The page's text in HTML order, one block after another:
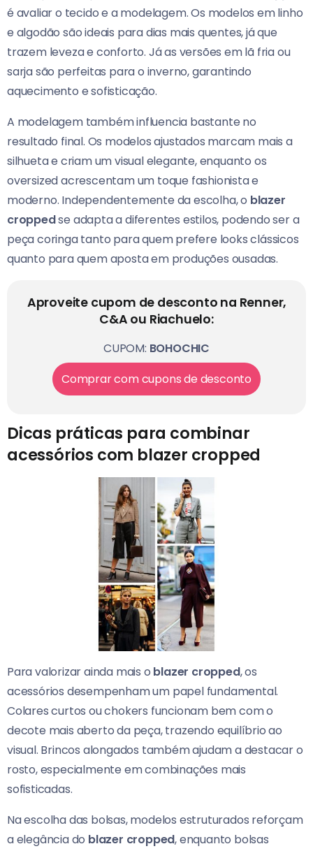
é avaliar o tecido e a modelagem. Os modelos em linho
e algodão são ideais para dias mais quentes, já que
trazem leveza e conforto. Já as versões em lã fria ou
sarja são perfeitas para o inverno, garantindo
aquecimento e sofisticação.
A modelagem também influencia bastante no
resultado final. Os modelos ajustados marcam mais a
silhueta e criam um visual elegante, enquanto os
oversized acrescentam um toque fashionista e
moderno. Independentemente da escolha, o blazer
croppedse adapta a diferentes estilos, podendo ser a
peça coringa tanto para quem prefere looks clássicos
quanto para quem aposta em produções ousadas.
Aproveite cupom de desconto na Renner,
C&A ou Riachuelo:
CUPOM: BOHOCHIC
Comprar com cupons de desconto
Dicas práticas para combinar
acessórios com blazer cropped
Para valorizar ainda mais o blazer cropped, os
acessórios desempenham um papel fundamental.
Colares curtos ou chokers funcionam bem com o
decote mais aberto da peça, trazendo equilíbrio ao
visual. Brincos alongados também ajudam a destacar o
rosto, especialmente em combinações mais
sofisticadas.
Na escolha das bolsas, modelos estruturados reforçam
a elegância do blazer cropped, enquanto bolsas